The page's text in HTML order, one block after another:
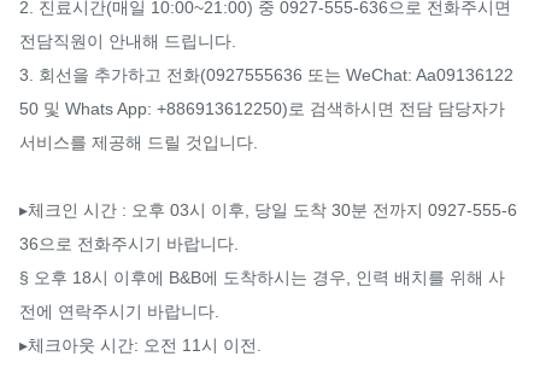
2. 진료시간(매일 10:00~21:00) 중 0927-555-636으로 전화주시면
전담직원이 안내해 드립니다.
3. 회선을 추가하고 전화(0927555636 또는 WeChat: Aa09136122
50 및 Whats App: +886913612250)로 검색하시면 전담 담당자가
서비스를 제공해 드릴 것입니다.
▸체크인 시간 : 오후 03시 이후, 당일 도착 30분 전까지 0927-555-6
36으로 전화주시기 바랍니다.
§ 오후 18시 이후에 B&B에 도착하시는 경우, 인력 배치를 위해 사
전에 연락주시기 바랍니다.
▸체크아웃 시간: 오전 11시 이전.